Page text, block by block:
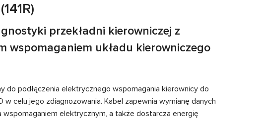
przekładni kierowniczej z
wspomaganiem układu kierowniczego
do podłączenia elektrycznego wspomagania kierownicy do
w celu jego zdiagnozowania. Kabel zapewnia wymianę danych
elektrycznym, a także dostarcza energię